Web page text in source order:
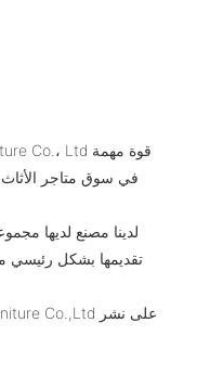
في سوق متاجر الأثاث
لدينا مصنع لديها
تقديمها بشكل رئيسي من